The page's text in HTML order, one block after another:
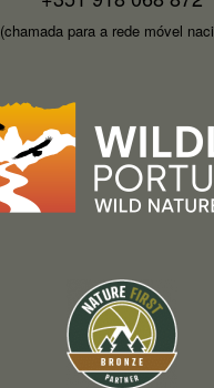
(chamada para a rede móvel